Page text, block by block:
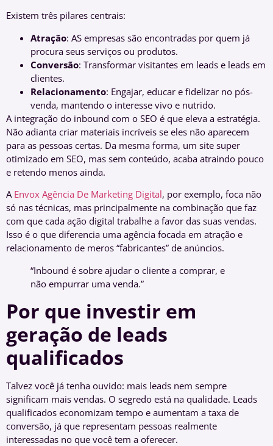
Existem três pilares centrais:
Atração: AS empresas são encontradas por quem já
procura seus serviços ou produtos.
Conversão: Transformar visitantes em leads e leads em
clientes.
Relacionamento: Engajar, educar e fidelizar no pós-
venda, mantendo o interesse vivo e nutrido.
A integração do inbound com o SEO é que eleva a estratégia.
Não adianta criar materiais incríveis se eles não aparecem
para as pessoas certas. Da mesma forma, um site super
otimizado em SEO, mas sem conteúdo, acaba atraindo pouco
e retendo menos ainda.
A Envox Agência De Marketing Digital, por exemplo, foca não
só nas técnicas, mas principalmente na combinação que faz
com que cada ação digital trabalhe a favor das suas vendas.
Isso é o que diferencia uma agência focada em atração e
relacionamento de meros “fabricantes” de anúncios.
“Inbound é sobre ajudar o cliente a comprar, e
não empurrar uma venda.”
Por que investir em
geração de leads
qualificados
Talvez você já tenha ouvido: mais leads nem sempre
significam mais vendas. O segredo está na qualidade. Leads
qualificados economizam tempo e aumentam a taxa de
conversão, já que representam pessoas realmente
interessadas no que você tem a oferecer.